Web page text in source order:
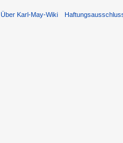
Über Karl-May-Wiki